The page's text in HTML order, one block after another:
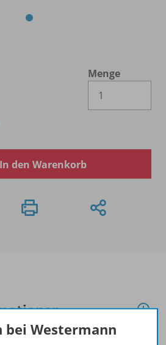
Menge
In den Warenkorb
Westermann